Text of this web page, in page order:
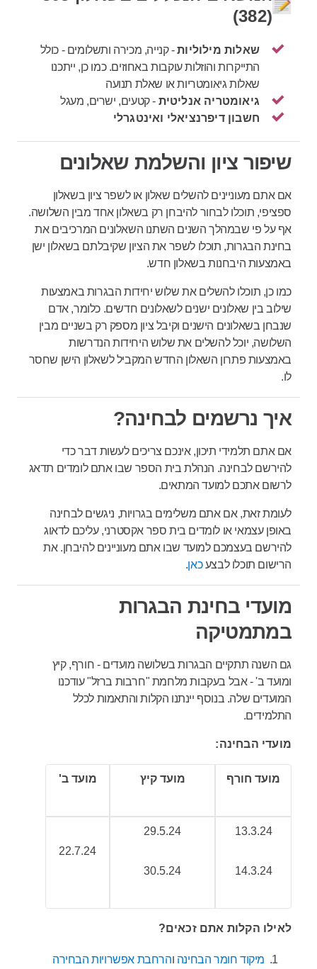
(382)
שאלות מילוליות- קנייה, מכירה ותשלומים - כולל
התייקרות והוזלות עוקבות באחוזים. כמו כן, ייתכנו
שאלות גיאומטריות או שאלת תנועה
גיאומטריה אנליטית - קטעים, ישרים, מעגל
חשבון דיפרנציאלי ואינטגרלי
שיפור ציון והשלמת שאלונים
אם אתם מעוניינים להשלים שאלון או לשפר ציון בשאלון
ספציפי, תוכלו לבחור להיבחן רק בשאלון אחד מבין השלושה.
אף על פי שבמהלך השנים השתנו השאלונים המרכיבים את
בחינת הבגרות, תוכלו לשפר את הציון שקיבלתם בשאלון ישן
באמצעות היבחנות בשאלון חדש.
כמו כן, תוכלו להשלים את שלוש יחידות הבגרות באמצעות
שילוב בין שאלונים ישנים לשאלונים חדשים. כלומר, אדם
שנבחן בשאלונים הישנים וקיבל ציון מספק רק בשניים מבין
השלושה, יוכל להשלים את שלוש היחידות הנדרשות
באמצעות פתרון השאלון החדש המקביל לשאלון הישן שחסר
לו.
איך נרשמים לבחינה?
אם אתם תלמידי תיכון, אינכם צריכים לעשות דבר כדי
להירשם לבחינה. הנהלת בית הספר שבו אתם לומדים תדאג
לרשום אתכם למועד המתאים.
לעומת זאת, אם אתם משלימים בגרויות, ניגשים לבחינה
באופן עצמאי או לומדים בית ספר אקסטרני, עליכם לדאוג
להירשם בעצמכם למועד שבו אתם מעוניינים להיבחן. את
הרישום תוכלו לבצעכאן.
מועדי בחינת הבגרות
במתמטיקה
גם השנה תתקיים הבגרות בשלושה מועדים - חורף, קיץ
ומועד ב' - אבל בעקבות מלחמת "חרבות ברזל" עודכנו
המועדים שלה. בנוסף יינתנו הקלות והתאמות לכלל
התלמידים.
מועדי הבחינה:
מועד חורף מועד קיץ מועד ב'
13.3.24
14.3.24
29.5.24
30.5.24
22.7.24
לאילו הקלות אתם זכאים?
מיקוד חומר הבחינה והרחבת אפשרויות הבחירה